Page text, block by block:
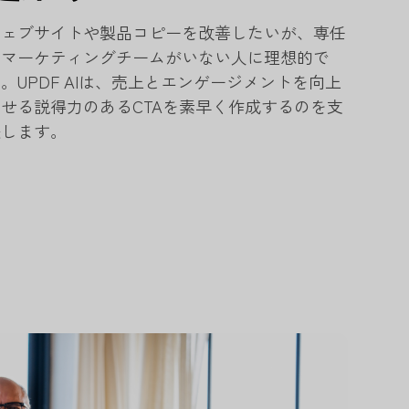
ブサイトや製品コピーを改善したいが、専任
ーケティングチームがいない人に理想的で
UPDF AIは、売上とエンゲージメントを向上
る説得力のあるCTAを素早く作成するのを支
ます。